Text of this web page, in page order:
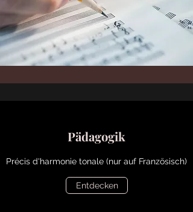
Pädagogik
Précis d'harmonie tonale (nur auf Französisch)
Entdecken